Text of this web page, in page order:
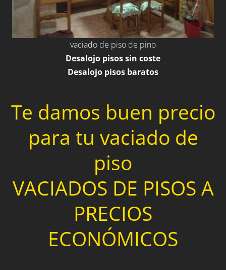
vaciado de piso de pino
Desalojo pisos sin coste
Desalojo pisos baratos
Te damos buen precio
para tu vaciado de
piso
VACIADOS DE PISOS A
PRECIOS
ECONÓMICOS